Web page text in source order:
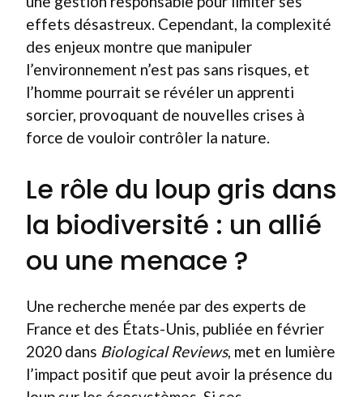
effets désastreux. Cependant, la complexité
des enjeux montre que manipuler
l’environnement n’est pas sans risques, et
l’homme pourrait se révéler un apprenti
sorcier, provoquant de nouvelles crises à
force de vouloir contrôler la nature.
Le rôle du loup gris dans
la biodiversité : un allié
ou une menace ?
Une recherche menée par des experts de
France et des États-Unis, publiée en février
2020 dans Biological Reviews, met en lumière
l’impact positif que peut avoir la présence du